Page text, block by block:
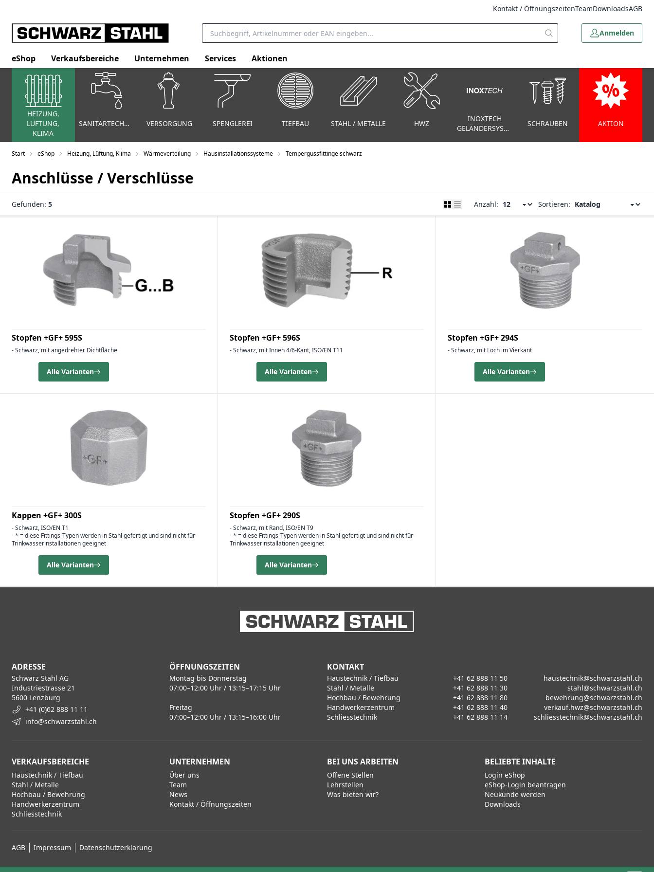
Kontakt / ÖffnungszeitenTeamDownloadsAGB
Anmelden
eShop Verkaufsbereiche Unternehmen Services Aktionen
HEIZUNG,
LÜFTUNG,
KLIMA
SANITÄRTECHNIK VERSORGUNG SPENGLEREI TIEFBAU STAHL / METALLE HWZ
INOXTECH
GELÄNDERSYSTEM
SCHRAUBEN AKTION
Start eShop Heizung, Lüftung, Klima Wärmeverteilung Hausinstallationssysteme Tempergussfittinge schwarz
Anschlüsse / Verschlüsse
Gefunden: 5 Anzahl: Sortieren:
Stopfen +GF+ 595S
- Schwarz, mit angedrehter Dichtfläche
Alle Varianten
Stopfen +GF+ 596S
- Schwarz, mit Innen 4/6-Kant, ISO/EN T11
Alle Varianten
Stopfen +GF+ 294S
- Schwarz, mit Loch im Vierkant
Alle Varianten
Kappen +GF+ 300S
- Schwarz, ISO/EN T1
- * = diese Fittings-Typen werden in Stahl gefertigt und sind nicht für
Trinkwasserinstallationen geeignet
Alle Varianten
Stopfen +GF+ 290S
- Schwarz, mit Rand, ISO/EN T9
- * = diese Fittings-Typen werden in Stahl gefertigt und sind nicht für
Trinkwasserinstallationen geeignet
Alle Varianten
ADRESSE
Schwarz Stahl AG
Industriestrasse 21
5600 Lenzburg
+41 (0)62 888 11 11
info@schwarzstahl.ch
ÖFFNUNGSZEITEN
Montag bis Donnerstag
07:00–12:00 Uhr / 13:15–17:15 Uhr
Freitag
07:00–12:00 Uhr / 13:15–16:00 Uhr
KONTAKT
Haustechnik / Tiefbau +41 62 888 11 50
haustechnik@schwarzstahl.ch
Stahl / Metalle
+41 62 888 11 30
stahl@schwarzstahl.ch
Hochbau / Bewehrung
+41 62 888 11 80
bewehrung@schwarzstahl.ch
Handwerkerzentrum
+41 62 888 11 40
verkauf.hwz@schwarzstahl.ch
Schliesstechnik
+41 62 888 11 14 schliesstechnik@schwarzstahl.ch
VERKAUFSBEREICHE
Haustechnik / Tiefbau
Stahl / Metalle
Hochbau / Bewehrung
Handwerkerzentrum
Schliesstechnik
UNTERNEHMEN
Über uns
Team
News
Kontakt / Öffnungszeiten
BEI UNS ARBEITEN
Offene Stellen
Lehrstellen
Was bieten wir?
BELIEBTE INHALTE
Login eShop
eShop-Login beantragen
Neukunde werden
Downloads
AGB Impressum Datenschutzerklärung